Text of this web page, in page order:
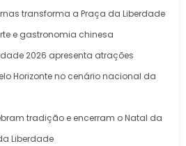
transforma a Praça da Liberdade
e gastronomia chinesa
2026 apresenta atrações
Horizonte no cenário nacional da
tradição e encerram o Natal da
Liberdade